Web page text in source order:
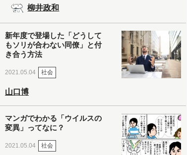
柳井政和
新年度で登場した「どうして
もソリが合わない同僚」と付
き合う方法
2021.05.04 社会
山口博
マンガでわかる「ウイルスの
変異」ってなに？
2021.05.04 社会